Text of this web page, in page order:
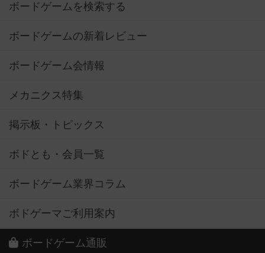
ボードゲームを検索する
ボードゲームの新着レビュー
ボードゲーム会情報
メカニクス特集
掲示板・トピックス
ボドとも・会員一覧
ボードゲーム業界コラム
ボドゲーマご利用案内
ボードゲーム通販